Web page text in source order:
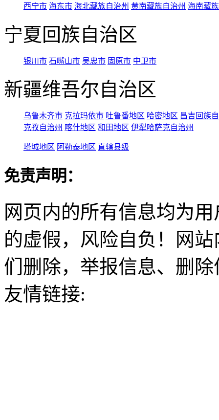
西宁市 海东市 海北藏族自治州 黄南藏族自治州 海南藏
宁夏回族自治区
银川市 石嘴山市 吴忠市 固原市 中卫市
新疆维吾尔自治区
乌鲁木齐市 克拉玛依市 吐鲁番地区 哈密地区 昌吉回族
克孜自治州 喀什地区 和田地区 伊犁哈萨克自治州
塔城地区 阿勒泰地区 直辖县级
免责声明：
网页内的所有信息均为
的虚假，风险自负！网
们删除，举报信息、删
友情链接: